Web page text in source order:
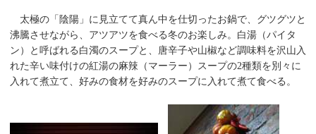
太極の「陰陽」に見立てて真ん中を仕切ったお鍋で、グツグツと
沸騰させながら、アツアツを食べる冬のお楽しみ。白湯（パイタ
ン）と呼ばれる白濁のスープと、唐辛子や山椒など調味料を沢山入
れた辛い味付けの紅湯の麻辣（マーラー）スープの2種類を別々に
入れて煮立て、好みの食材を好みのスープに入れて煮て食べる。